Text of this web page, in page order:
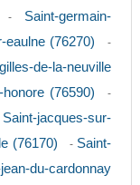
- Saint-germain-
eaulne (76270) -
de-la-neuville
honore (76590) -
Saint-jacques-sur-
(76170) - Saint-
du-cardonnay